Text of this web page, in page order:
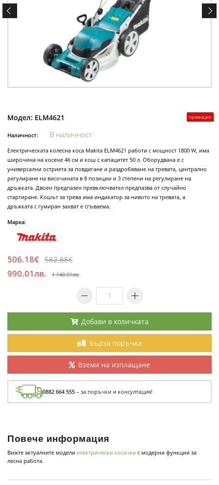
промоция
Модел: ELM4621
Наличност: В наличност
Електрическата колесна коса Makita ELM4621 работи с мощност 1800 W, има
широчина на косене 46 см и кош с капацитет 50 л. Оборудвана е с
универсални остриета за повдигане и раздробяване на тревата, централно
регулиране на височината в 8 позиции и 3 степени на регулиране на
дръжката. Двоен предпазен превключвател предпазва от случайно
стартиране. Кошът за трева има индикатор за нивото на тревата, а
дръжката с гумиран захват е сгъваема.
Марка:
506.18€ 582.88€
990.01лв. 1 140.01лв.
Добави в количката
Бърза поръчка
Вземи на изплащане
0882 664 555 – за поръчки и консултация!
Повече информация
Вижте актуалните модели електрически косачки с модерни функции за
лесна работа.